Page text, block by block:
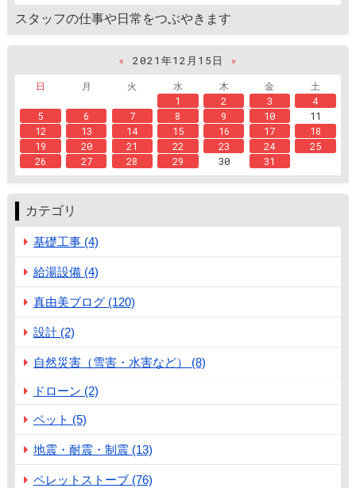
スタッフの仕事や日常をつぶやきます
« 2021年12月15日
»
日
月 火 水 木 金
土
1
2 3
4
5
6 7 8 9 10
11
12
13 14 15 16 17
18
19
20 21 22 23 24
25
26
27 28 29 30 31
カテゴリ
基礎工事 (4)
給湯設備 (4)
真由美ブログ (120)
設計 (2)
自然災害（雪害・水害など） (8)
ドローン (2)
ペット (5)
地震・耐震・制震 (13)
ペレットストーブ (76)